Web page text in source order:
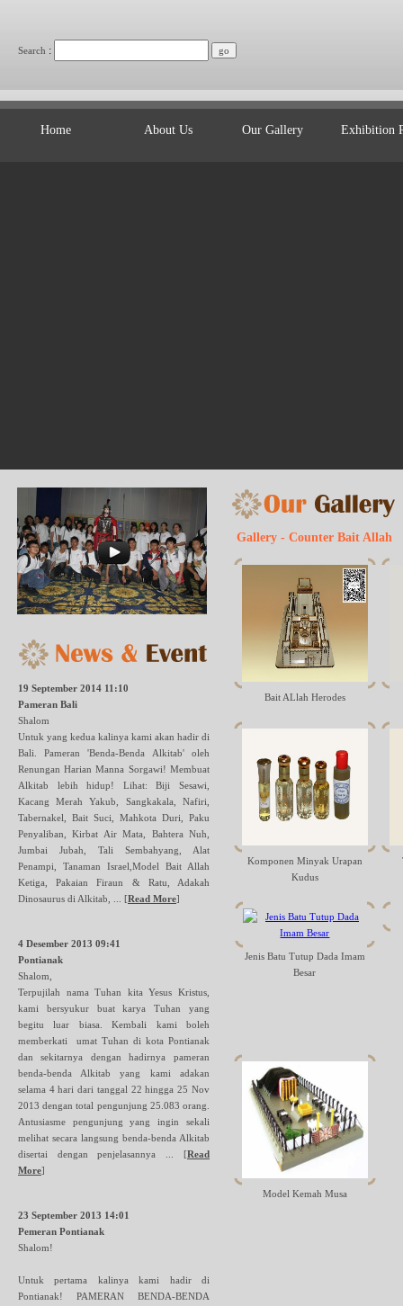
Search :
Home About Us Our Gallery Exhibition
19 September 2014 11:10
Pameran Bali
Shalom
Untuk yang kedua kalinya kami akan hadir di
Bali. Pameran 'Benda-Benda Alkitab' oleh
Renungan Harian Manna Sorgawi! Membuat
Alkitab lebih hidup! Lihat: Biji Sesawi,
Kacang Merah Yakub, Sangkakala, Nafiri,
Tabernakel, Bait Suci, Mahkota Duri, Paku
Penyaliban, Kirbat Air Mata, Bahtera Nuh,
Jumbai Jubah, Tali Sembahyang, Alat
Penampi, Tanaman Israel,Model Bait Allah
Ketiga, Pakaian Firaun & Ratu, Adakah
Dinosaurus di Alkitab, ... [Read More]
4 Desember 2013 09:41
Pontianak
Shalom,
Terpujilah nama Tuhan kita Yesus Kristus,
kami bersyukur buat karya Tuhan yang
begitu luar biasa. Kembali kami boleh
memberkati umat Tuhan di kota Pontianak
dan sekitarnya dengan hadirnya pameran
benda-benda Alkitab yang kami adakan
selama 4 hari dari tanggal 22 hingga 25 Nov
2013 dengan total pengunjung 25.083 orang.
Antusiasme pengunjung yang ingin sekali
melihat secara langsung benda-benda Alkitab
disertai dengan penjelasannya ... [Read
More]
23 September 2013 14:01
Pemeran Pontianak
Shalom!
Untuk pertama kalinya kami hadir di
Pontianak! PAMERAN BENDA-BENDA
Gallery - Counter Bait Allah
Bait ALlah Herodes
Komponen Minyak Urapan
Kudus
Jenis Batu Tutup Dada Imam
Besar
Model Kemah Musa